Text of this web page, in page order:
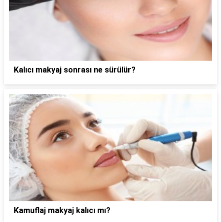
Kalıcı makyaj sonrası ne sürülür?
Kamuflaj makyaj kalıcı mı?